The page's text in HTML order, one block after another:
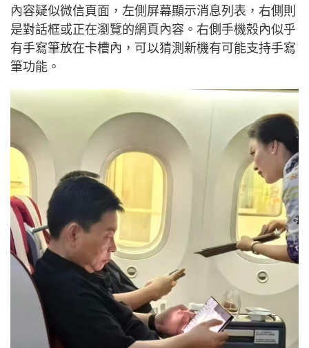
內容疑似微信頁面，左側屏幕顯示消息列表，右側則
是對話框或正在瀏覽的網頁內容。右側手機殼內似乎
有手寫筆放在卡槽內，可以猜測新機有可能支持手寫
筆功能。